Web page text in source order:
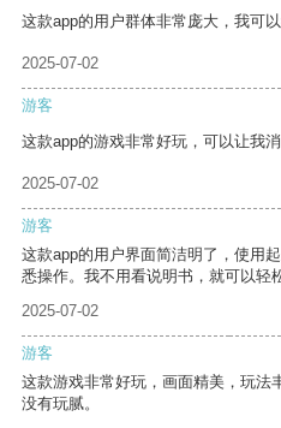
这款app的用户群体非常庞大，我可
2025-07-02
游客
这款app的游戏非常好玩，可以让我消
2025-07-02
游客
这款app的用户界面简洁明了，使用
悉操作。我不用看说明书，就可以轻
2025-07-02
游客
这款游戏非常好玩，画面精美，玩法
没有玩腻。